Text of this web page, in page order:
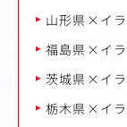
山形県×イ
福島県×イラ
茨城県×イラ
栃木県×イラ